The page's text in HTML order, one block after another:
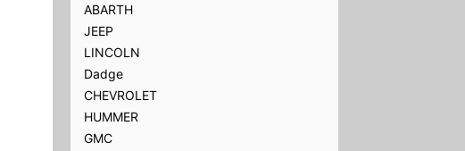
ABARTH
JEEP
LINCOLN
Dadge
CHEVROLET
HUMMER
GMC